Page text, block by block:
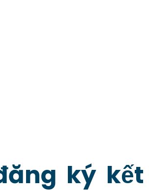
ký kết